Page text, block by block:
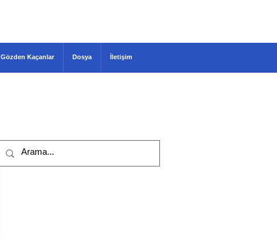
Gözden Kaçanlar Dosya İletişim